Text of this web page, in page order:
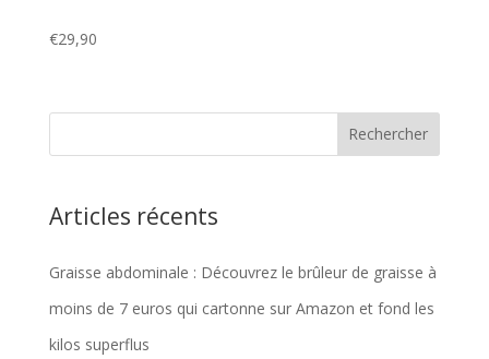
€29,90
Articles récents
Graisse abdominale : Découvrez le brûleur de graisse à
moins de 7 euros qui cartonne sur Amazon et fond les
kilos superflus